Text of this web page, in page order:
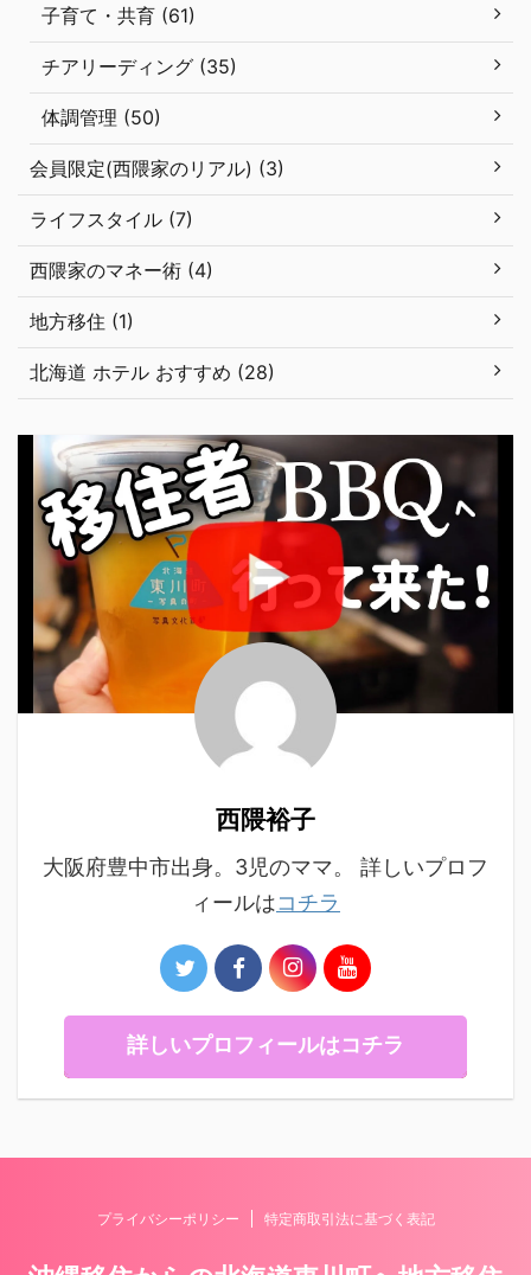
子育て・共育 (61)
チアリーディング (35)
体調管理 (50)
会員限定(西隈家のリアル) (3)
ライフスタイル (7)
西隈家のマネー術 (4)
地方移住 (1)
北海道 ホテル おすすめ (28)
西隈裕子
大阪府豊中市出身。3児のママ。 詳しいプロフ
ィールはコチラ
詳しいプロフィールはコチラ
プライバシーポリシー 特定商取引法に基づく表記